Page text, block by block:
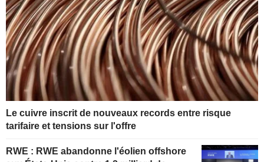
Le cuivre inscrit de nouveaux records entre risque
tarifaire et tensions sur l'offre
RWE : RWE abandonne l'éolien offshore